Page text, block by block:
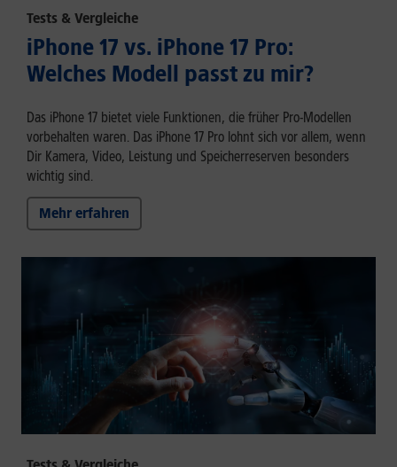
Tests & Vergleiche
iPhone 17 vs. iPhone 17 Pro:
Welches Modell passt zu mir?
Das iPhone 17 bietet viele Funktionen, die früher Pro-Modellen
vorbehalten waren. Das iPhone 17 Pro lohnt sich vor allem, wenn
Dir Kamera, Video, Leistung und Speicherreserven besonders
wichtig sind.
Mehr erfahren